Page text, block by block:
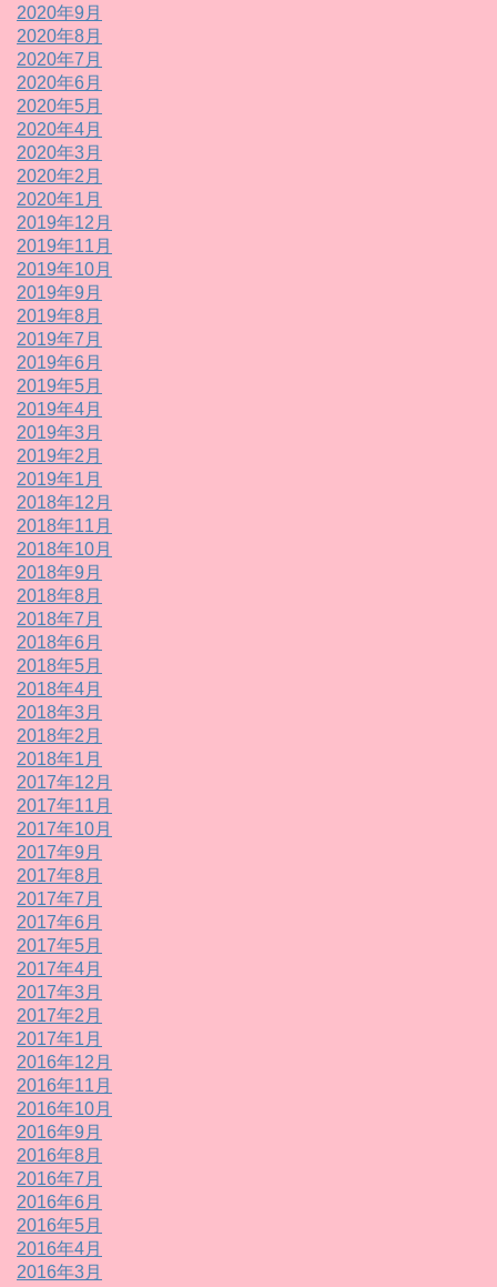
2020年9月
2020年8月
2020年7月
2020年6月
2020年5月
2020年4月
2020年3月
2020年2月
2020年1月
2019年12月
2019年11月
2019年10月
2019年9月
2019年8月
2019年7月
2019年6月
2019年5月
2019年4月
2019年3月
2019年2月
2019年1月
2018年12月
2018年11月
2018年10月
2018年9月
2018年8月
2018年7月
2018年6月
2018年5月
2018年4月
2018年3月
2018年2月
2018年1月
2017年12月
2017年11月
2017年10月
2017年9月
2017年8月
2017年7月
2017年6月
2017年5月
2017年4月
2017年3月
2017年2月
2017年1月
2016年12月
2016年11月
2016年10月
2016年9月
2016年8月
2016年7月
2016年6月
2016年5月
2016年4月
2016年3月